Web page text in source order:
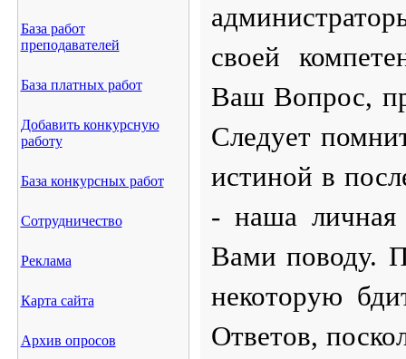
База работ
преподавателей
База платных работ
Добавить конкурсную
работу
База конкурсных работ
Сотрудничество
Реклама
Карта сайта
Архив опросов
своей
Ваш Вопрос,
Следует
истиной в
- наша личная
Вами поводу.
некоторую
Ответов,